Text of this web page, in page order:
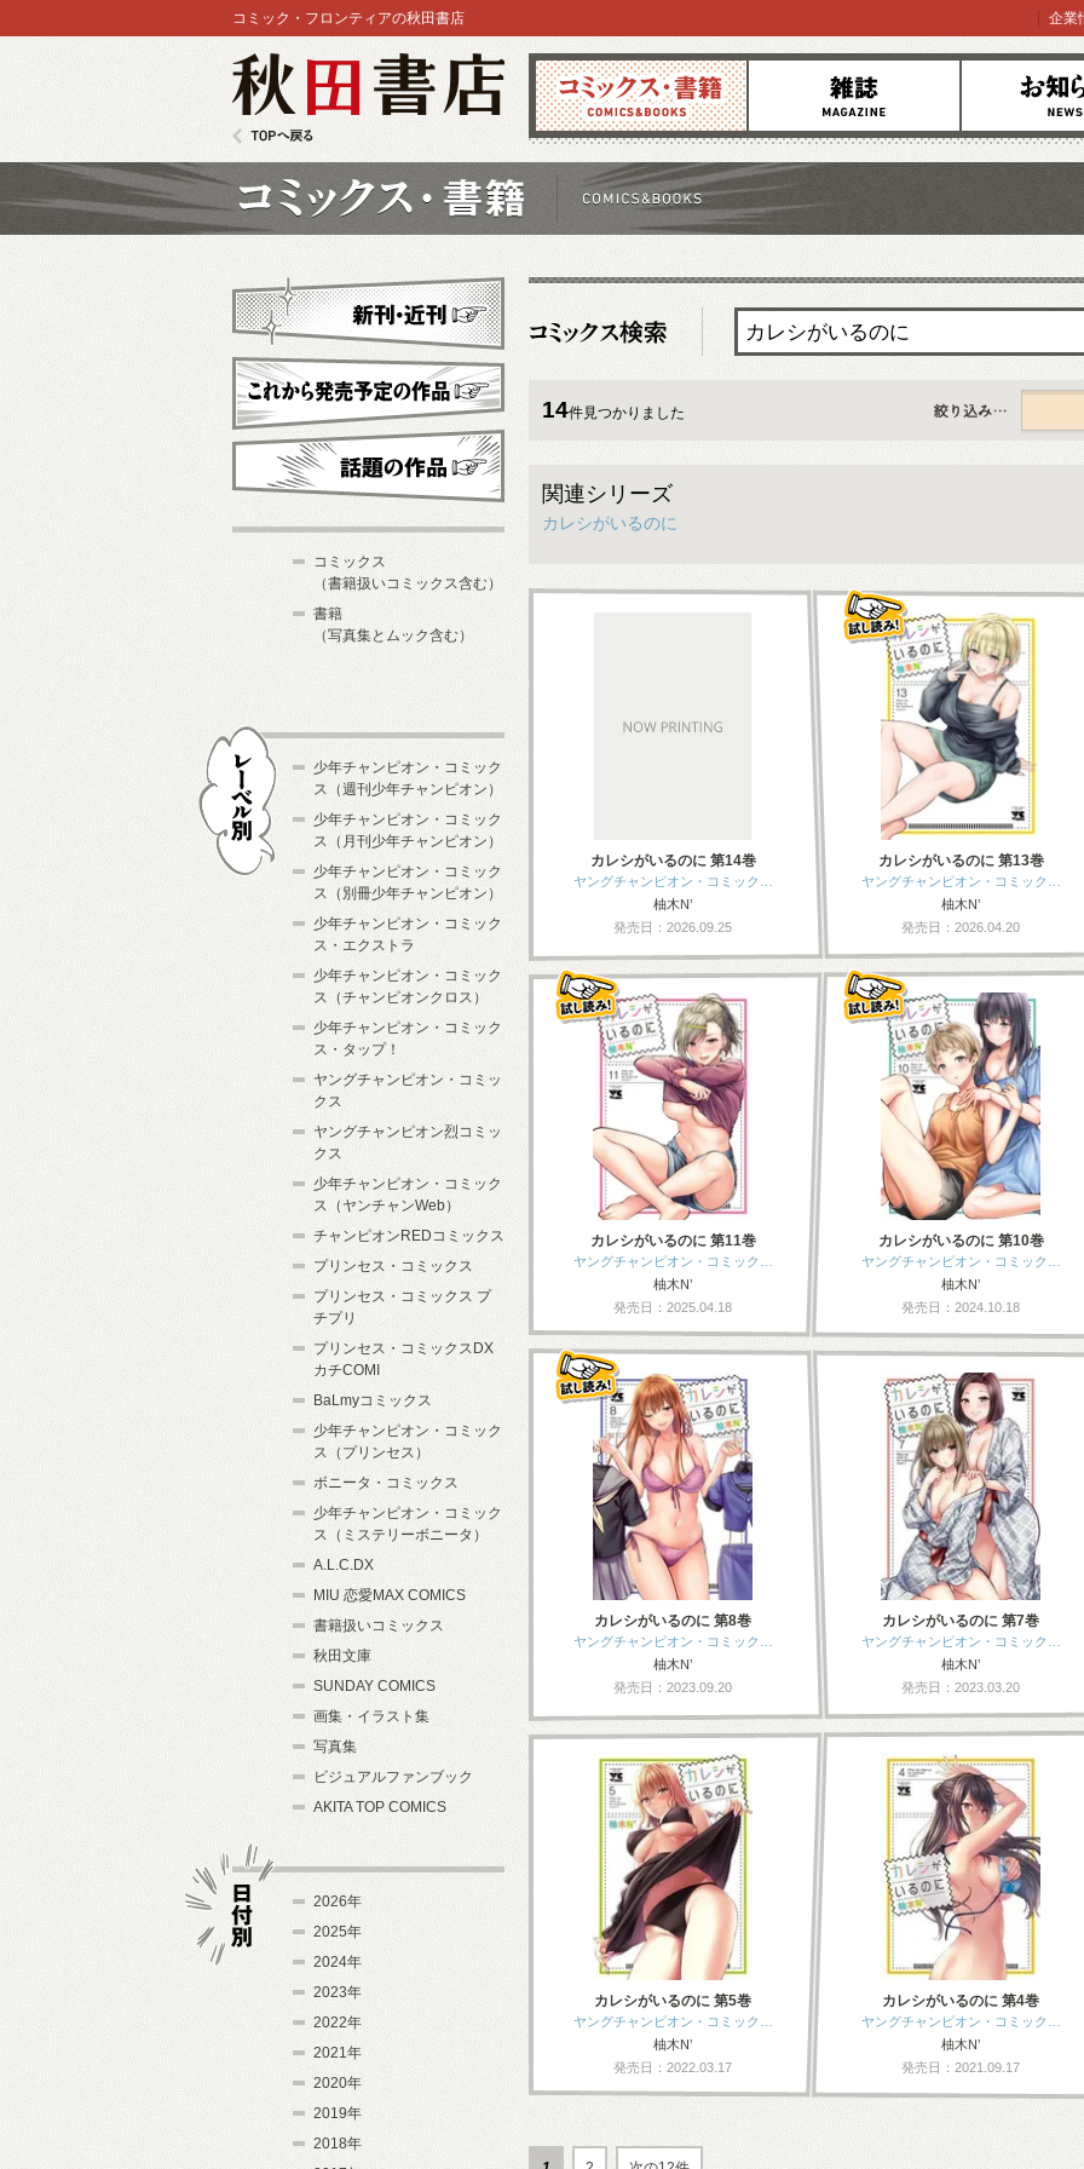
コミックス 雑誌 お知らせ
コミック・フロンティアの秋田書店 企業
14件見つかりました
すべて
関連シリーズ
カレシがいるのに
カレシがいるのに 第14巻
ヤングチャンピオン・コミック…
柚木N’
発売日：2026.09.25
カレシがいるのに 第13巻
ヤングチャンピオン・コミック…
柚木N’
発売日：2026.04.20
カレシがいるのに 第11巻
ヤングチャンピオン・コミック…
柚木N’
発売日：2025.04.18
カレシがいるのに 第10巻
ヤングチャンピオン・コミック…
柚木N’
発売日：2024.10.18
カレシがいるのに 第8巻
ヤングチャンピオン・コミック…
柚木N’
発売日：2023.09.20
カレシがいるのに 第7巻
ヤングチャンピオン・コミック…
柚木N’
発売日：2023.03.20
カレシがいるのに 第5巻
ヤングチャンピオン・コミック…
柚木N’
発売日：2022.03.17
カレシがいるのに 第4巻
ヤングチャンピオン・コミック…
柚木N’
発売日：2021.09.17
新刊・近刊
これから発売予定
コミックス
（書籍扱いコミックス含む）
書籍
（写真集とムック含む）
少年チャンピオン・コミック
ス（週刊少年チャンピオン）
少年チャンピオン・コミック
ス（月刊少年チャンピオン）
少年チャンピオン・コミック
ス（別冊少年チャンピオン）
少年チャンピオン・コミック
ス・エクストラ
少年チャンピオン・コミック
ス（チャンピオンクロス）
少年チャンピオン・コミック
ス・タップ！
ヤングチャンピオン・コミッ
クス
ヤングチャンピオン烈コミッ
クス
少年チャンピオン・コミック
ス（ヤンチャンWeb）
チャンピオンREDコミックス
プリンセス・コミックス
プリンセス・コミックス プ
チプリ
プリンセス・コミックスDX
カチCOMI
BaLmyコミックス
少年チャンピオン・コミック
ス（プリンセス）
ボニータ・コミックス
少年チャンピオン・コミック
ス（ミステリーボニータ）
A.L.C.DX
MIU 恋愛MAX COMICS
書籍扱いコミックス
秋田文庫
SUNDAY COMICS
画集・イラスト集
写真集
ビジュアルファンブック
AKITA TOP COMICS
2026年
2025年
2024年
2023年
2022年
2021年
2020年
2019年
2018年